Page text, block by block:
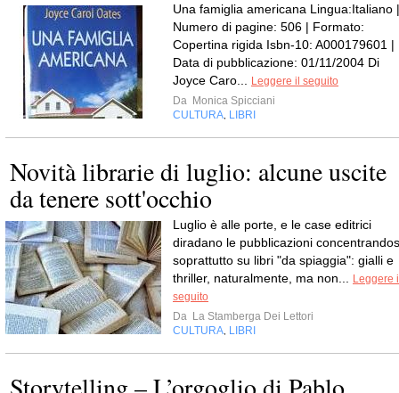
Una famiglia americana Lingua:Italiano |
Numero di pagine: 506 | Formato:
Copertina rigida Isbn-10: A000179601 |
Data di pubblicazione: 01/11/2004 Di
Joyce Caro...
Leggere il seguito
Da Monica Spicciani
CULTURA LIBRI
Novità librarie di luglio: alcune uscite
da tenere sott'occhio
Luglio è alle porte, e le case editrici
diradano le pubblicazioni
soprattutto su libri "da spiaggia": gialli e
thriller, naturalmente, ma non...
Leggere
seguito
Da La Stamberga Dei Lettori
CULTURA LIBRI